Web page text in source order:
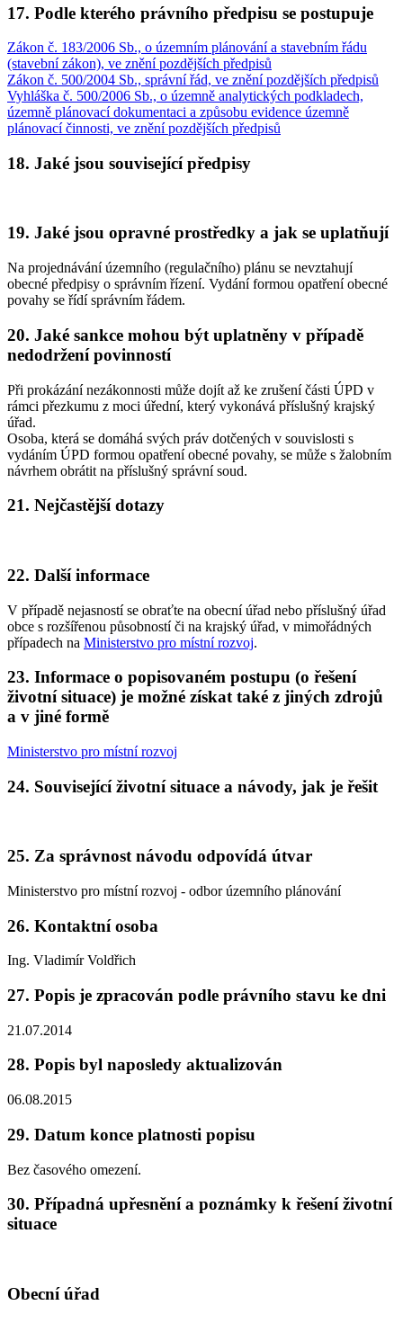
17. Podle kterého právního předpisu se postupuje
Zákon č. 183/2006 Sb., o územním plánování a stavebním řádu
(stavební zákon), ve znění pozdějších předpisů
Zákon č. 500/2004 Sb., správní řád, ve znění pozdějších předpisů
Vyhláška č. 500/2006 Sb., o územně analytických podkladech,
územně plánovací dokumentaci a způsobu evidence územně
plánovací činnosti, ve znění pozdějších předpisů
18. Jaké jsou související předpisy
19. Jaké jsou opravné prostředky a jak se uplatňují
Na projednávání územního (regulačního) plánu se nevztahují
obecné předpisy o správním řízení. Vydání formou opatření obecné
povahy se řídí správním řádem.
20. Jaké sankce mohou být uplatněny v případě
nedodržení povinností
Při prokázání nezákonnosti může dojít až ke zrušení části ÚPD v
rámci přezkumu z moci úřední, který vykonává příslušný krajský
úřad.
Osoba, která se domáhá svých práv dotčených v souvislosti s
vydáním ÚPD formou opatření obecné povahy, se může s žalobním
návrhem obrátit na příslušný správní soud.
21. Nejčastější dotazy
22. Další informace
V případě nejasností se obraťte na obecní úřad nebo příslušný úřad
obce s rozšířenou působností či na krajský úřad, v mimořádných
případech na Ministerstvo pro místní rozvoj.
23. Informace o popisovaném postupu (o řešení
životní situace) je možné získat také z jiných zdrojů
a v jiné formě
Ministerstvo pro místní rozvoj
24. Související životní situace a návody, jak je řešit
25. Za správnost návodu odpovídá útvar
Ministerstvo pro místní rozvoj - odbor územního plánování
26. Kontaktní osoba
Ing. Vladimír Voldřich
27. Popis je zpracován podle právního stavu ke dni
21.07.2014
28. Popis byl naposledy aktualizován
06.08.2015
29. Datum konce platnosti popisu
Bez časového omezení.
30. Případná upřesnění a poznámky k řešení životní
situace
Obecní úřad